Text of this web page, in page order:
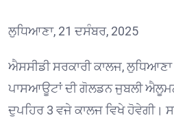
ਲੁਧਿਆਣਾ, 21 ਦਸੰਬਰ, 2025
ਐਸਸੀਡੀ ਸਰਕਾਰੀ ਕਾਲਜ,
ਪਾਸਆਊਟਾਂ ਦੀ ਗੋਲਡਨ ਜੁਬਲੀ
ਦੁਪਹਿਰ 3 ਵਜੇ ਕਾਲਜ ਵਿਖੇ ਹੋਵੇਗੀ।